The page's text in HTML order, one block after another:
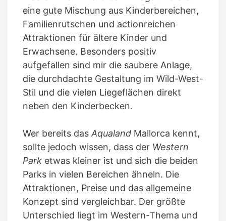
eine gute Mischung aus Kinderbereichen,
Familienrutschen und actionreichen
Attraktionen für ältere Kinder und
Erwachsene. Besonders positiv
aufgefallen sind mir die saubere Anlage,
die durchdachte Gestaltung im Wild-West-
Stil und die vielen Liegeflächen direkt
neben den Kinderbecken.
Wer bereits das Aqualand Mallorca kennt,
sollte jedoch wissen, dass der Western
Park etwas kleiner ist und sich die beiden
Parks in vielen Bereichen ähneln. Die
Attraktionen, Preise und das allgemeine
Konzept sind vergleichbar. Der größte
Unterschied liegt im Western-Thema und